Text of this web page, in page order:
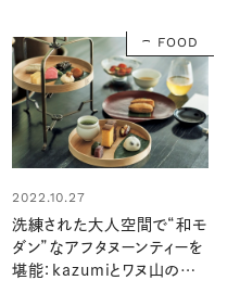
FOOD
2022.10.27
洗練された大人空間で“和モ
ダン”なアフタヌーンティーを
堪能：kazumiとワヌ山の和